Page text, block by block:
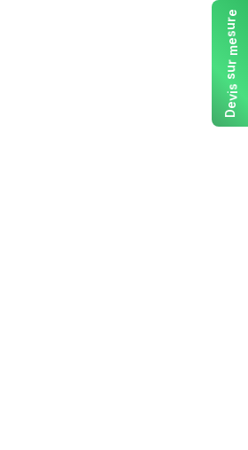
D
e
v
i
s
s
u
r
m
e
s
u
r
e